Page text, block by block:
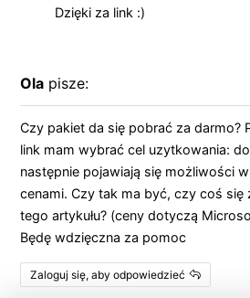
Dzięki za link :)
Ola pisze:
Czy pakiet da się pobrać za darmo?
link mam wybrać cel uzytkowania:
następnie pojawiają się możliwości
cenami. Czy tak ma być, czy coś się
tego artykułu? (ceny dotyczą
Będę wdzięczna za pomoc
Zaloguj się, aby odpowiedzieć